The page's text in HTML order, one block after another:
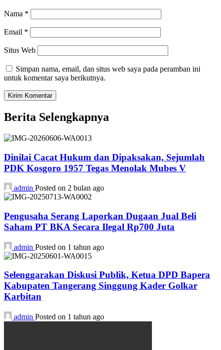
Nama *
Email *
Situs Web
Simpan nama, email, dan situs web saya pada peramban ini
untuk komentar saya berikutnya.
Berita Selengkapnya
Dinilai Cacat Hukum dan Dipaksakan, Sejumlah
PDK Kosgoro 1957 Tegas Menolak Mubes V
admin Posted on 2 bulan ago
Pengusaha Serang Laporkan Dugaan Jual Beli
Saham PT BKA Secara Ilegal Rp700 Juta
admin Posted on 1 tahun ago
Selenggarakan Diskusi Publik, Ketua DPD Bapera
Kabupaten Tangerang Singgung Kader Golkar
Karbitan
admin Posted on 1 tahun ago